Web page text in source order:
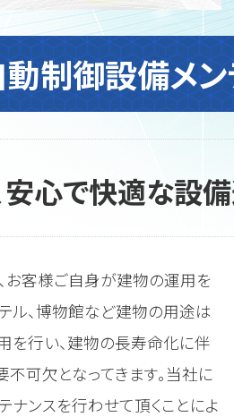
制御設備メ
安心で快適な設備
お客様ご自身が建物の運用を
ル、博物館など建物の用途は
を行い、建物の長寿命化に伴
可欠となってきます。当社に
ンスを行わせて頂くことによ